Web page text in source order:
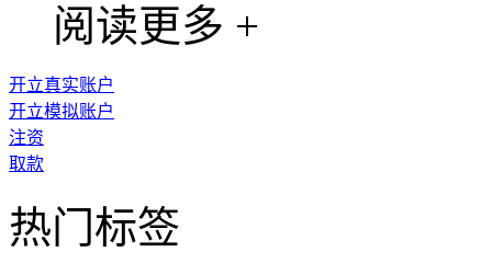
阅读更多 +
开立真实账户
开立模拟账户
注资
取款
热门标签